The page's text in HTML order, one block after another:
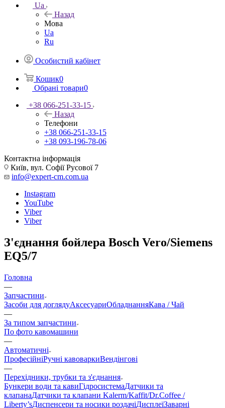
Ua
Назад
Мова
Ua
Ru
Особистий кабінет
Кошик0
Обрані товари0
+38 066-251-33-15
Назад
Телефони
+38 066-251-33-15
+38 093-196-78-06
Контактна інформація
Київ, вул. Софії Русової 7
info@expert-cm.com.ua
Instagram
YouTube
Viber
Viber
З'єднання бойлера Bosch Vero/Siemens
EQ5/7
Головна
—
Запчастини
Засоби для доглядуАксесуариОбладнанняКава / Чай
—
За типом запчастини
По фото кавомашини
—
Автоматичні
ПрофесійніРучні кавоваркиВендінгові
—
Перехідники, трубки та з'єднання
Бункери води та кавиГідросистемаДатчики та
клапанаДатчики та клапани Kalerm/Kaffit/Dr.Coffee /
Liberty’sДиспенсери та носики роздачіДисплеїЗаварні